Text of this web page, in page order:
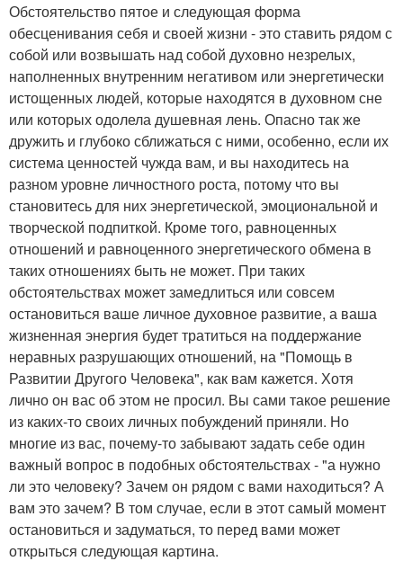
Обстоятельство пятое и следующая форма
обесценивания себя и своей жизни - это ставить рядом с
собой или возвышать над собой духовно незрелых,
наполненных внутренним негативом или энергетически
истощенных людей, которые находятся в духовном сне
или которых одолела душевная лень. Опасно так же
дружить и глубоко сближаться с ними, особенно, если их
система ценностей чужда вам, и вы находитесь на
разном уровне личностного роста, потому что вы
становитесь для них энергетической, эмоциональной и
творческой подпиткой. Кроме того, равноценных
отношений и равноценного энергетического обмена в
таких отношениях быть не может. При таких
обстоятельствах может замедлиться или совсем
остановиться ваше личное духовное развитие, а ваша
жизненная энергия будет тратиться на поддержание
неравных разрушающих отношений, на "Помощь в
Развитии Другого Человека", как вам кажется. Хотя
лично он вас об этом не просил. Вы сами такое решение
из каких-то своих личных побуждений приняли. Но
многие из вас, почему-то забывают задать себе один
важный вопрос в подобных обстоятельствах - "а нужно
ли это человеку? Зачем он рядом с вами находиться? А
вам это зачем? В том случае, если в этот самый момент
остановиться и задуматься, то перед вами может
открыться следующая картина.